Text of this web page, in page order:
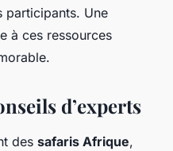
participants. Une
à ces ressources
d’experts
des safaris Afrique,